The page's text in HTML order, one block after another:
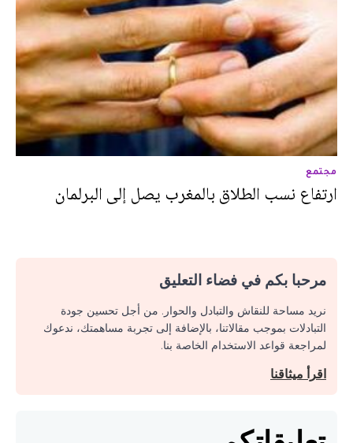
مجتمع
ارتفاع نسب الطلاق بالمغرب يصل إلى البرلمان
مرحبا بكم في فضاء التعليق
نريد مساحة للنقاش والتبادل والحوار. من أجل تحسين جودة
التبادلات بموجب مقالاتنا، بالإضافة إلى تجربة مساهمتك، ندعوك
لمراجعة قواعد الاستخدام الخاصة بنا.
اقرأ ميثاقنا